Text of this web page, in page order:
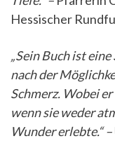
Hessischer
„Sein Buch ist
nach der
Schmerz. Wobei
wenn sie weder
Wunder erlebte.“ –